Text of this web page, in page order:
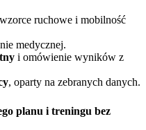
ruchowe i mobilność
medycznej.
i omówienie wyników z
, oparty na zebranych danych.
planu i treningu bez